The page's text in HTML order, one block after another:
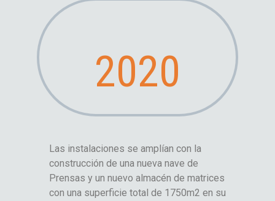
2020
Las instalaciones se amplían con la
construcción de una nueva nave de
Prensas y un nuevo almacén de matrices
con una superficie total de 1750m2 en su